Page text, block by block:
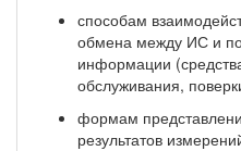
способам
обмена между ИС и
информации
обслуживания,
формам
результатов